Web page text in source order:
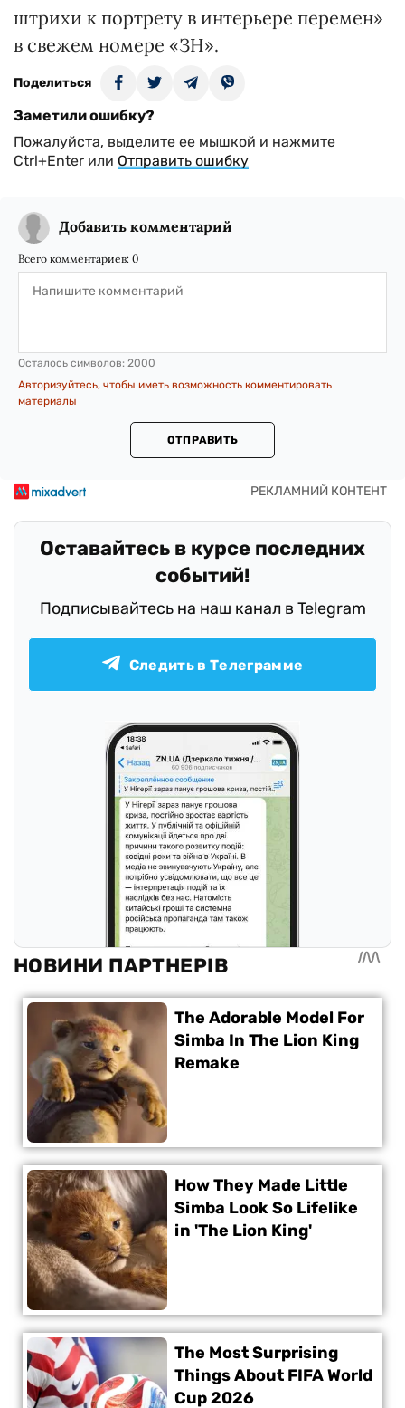
штрихи к портрету в интерьере перемен»
в свежем номере «ЗН».
Поделиться
Заметили ошибку?
Пожалуйста, выделите ее мышкой и нажмите
Ctrl+Enter или Отправить ошибку
Добавить комментарий
Всего комментариев: 0
Осталось символов: 2000
Авторизуйтесь, чтобы иметь возможность комментировать
материалы
ОТПРАВИТЬ
Оставайтесь в курсе последних
событий!
Подписывайтесь на наш канал в Telegram
Следить в Телеграмме